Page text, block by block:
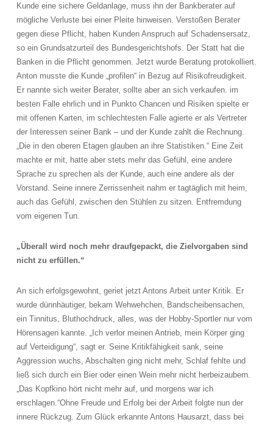
Kunde eine sichere Geldanlage, muss ihn der Bankberater auf
mögliche Verluste bei einer Pleite hinweisen. Verstoßen Berater
gegen diese Pflicht, haben Kunden Anspruch auf Schadensersatz,
so ein Grundsatzurteil des Bundesgerichtshofs. Der Statt hat die
Banken in die Pflicht genommen. Jetzt wurde Beratung protokolliert.
Anton musste die Kunde „profilen“ in Bezug auf Risikofreudigkeit.
Er nannte sich weiter Berater, sollte aber an sich verkaufen. im
besten Falle ehrlich und in Punkto Chancen und Risiken spielte er
mit offenen Karten, im schlechtesten Falle agierte er als Vertreter
der Interessen seiner Bank – und der Kunde zahlt die Rechnung.
„Die in den oberen Etagen glauben an ihre Statistiken.“ Eine Zeit
machte er mit, hatte aber stets mehr das Gefühl, eine andere
Sprache zu sprechen als der Kunde, auch eine andere als der
Vorstand. Seine innere Zerrissenheit nahm er tagtäglich mit heim,
auch das Gefühl, zwischen den Stühlen zu sitzen. Entfremdung
vom eigenen Tun.
„Überall wird noch mehr draufgepackt, die Zielvorgaben sind
nicht zu erfüllen.“
An sich erfolgsgewohnt, geriet jetzt Antons Arbeit unter Kritik. Er
wurde dünnhäutiger, bekam Wehwehchen, Bandscheibensachen,
ein Tinnitus, Bluthochdruck, alles, was der Hobby-Sportler nur vom
Hörensagen kannte. „Ich verlor meinen Antrieb, mein Körper ging
auf Verteidigung“, sagt er. Seine Kritikfähigkeit sank, seine
Aggression wuchs, Abschalten ging nicht mehr, Schlaf fehlte und
ließ sich durch ein Bier oder einen Wein mehr nicht herbeizaubern.
„Das Kopfkino hört nicht mehr auf, und morgens war ich
erschlagen.“Ohne Freude und Erfolg bei der Arbeit folgte nun der
innere Rückzug. Zum Glück erkannte Antons Hausarzt, dass bei